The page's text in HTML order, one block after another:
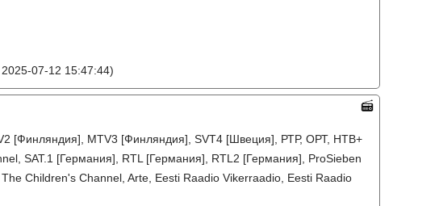
07-12 15:47:44)
[Финляндия], MTV3 [Финляндия], SVT4 [Швеция], РТР, ОРТ, НТВ+
SAT.1 [Германия], RTL [Германия], RTL2 [Германия], ProSieben
Children's Channel, Arte, Eesti Raadio Vikerraadio, Eesti Raadio